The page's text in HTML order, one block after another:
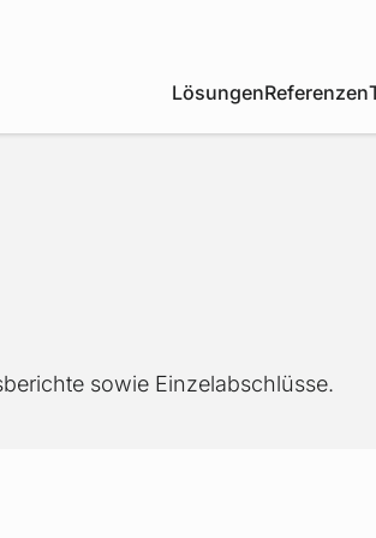
LösungenReferenzen
sowie Einzelabschlüsse.